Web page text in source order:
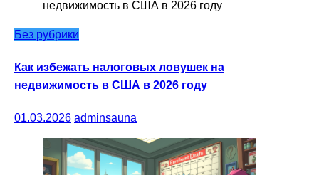
Без рубрики
Как избежать налоговых ловушек на
недвижимость в США в 2026 году
01.03.2026 adminsauna